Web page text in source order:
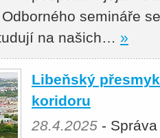
semináře
na našich… »
Libeňský
koridoru
28.4.2025 -